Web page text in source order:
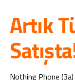
Artık
Nothing Phone